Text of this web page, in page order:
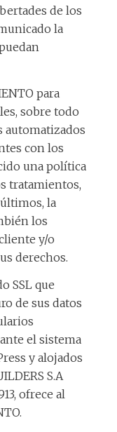
de los
la
para
sobre todo
automatizados
con los
una política
tratamientos,
la
los
y/o
derechos.
SSL que
de sus datos
el sistema
y alojados
S.A
ofrece al